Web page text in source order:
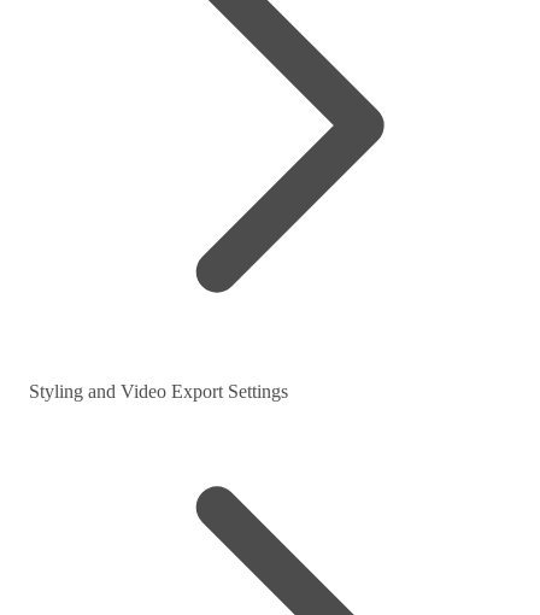
Styling and Video Export Settings